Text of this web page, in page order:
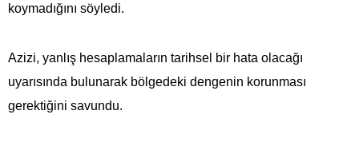
koymadığını söyledi.
Azizi, yanlış hesaplamaların tarihsel bir hata olacağı
uyarısında bulunarak bölgedeki dengenin korunması
gerektiğini savundu.